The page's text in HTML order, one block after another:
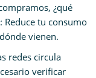
¿qué
Reduce tu consumo
vienen.
redes circula
verificar